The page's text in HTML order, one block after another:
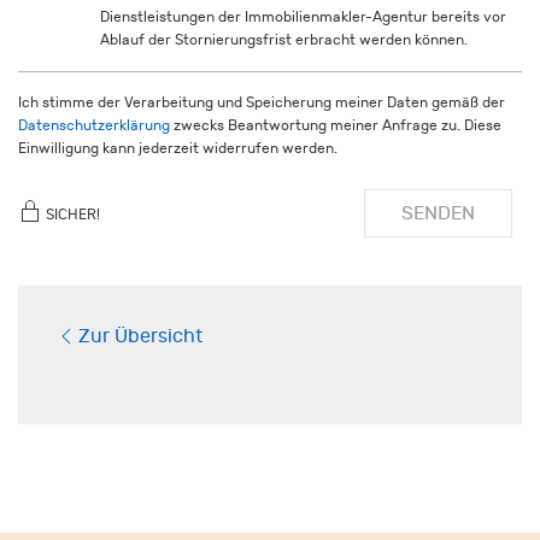
Dienstleistungen der Immobilienmakler-Agentur bereits vor
Ablauf der Stornierungsfrist erbracht werden können.
Ich stimme der Verarbeitung und Speicherung meiner Daten gemäß der
Datenschutzerklärung zwecks Beantwortung meiner Anfrage zu. Diese
Einwilligung kann jederzeit widerrufen werden.
SICHER! SENDEN
Zur Übersicht